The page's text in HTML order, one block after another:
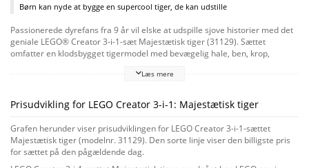
Børn kan nyde at bygge en supercool tiger, de kan udstille
Passionerede dyrefans fra 9 år vil elske at udspille sjove historier med det
geniale LEGO® Creator 3-i-1-sæt Majestætisk tiger (31129). Sættet
omfatter en klodsbygget tigermodel med bevægelig hale, ben, krop,
legetøj sætter gang i medrivende og fantasifuld leg
fantastiske 3-i-1-legesæt. De kan bygge en bevægelig tiger med en rød
fugl, ombygge den til en justerbar rød panda med bambus og et bonsaitræ,
forvandle den til en koi-fisk med bevægelig hale og finner samt åkander,
eller dykke ned i fantasien og skabe et andet dyr. En digital oplevelse for
LEGO byggere
Byggesættet omfatter interaktiv digital byggevejledning, der gør
Læs mere
Prisudvikling for LEGO Creator 3-i-1: Majestætisk tiger
Grafen herunder viser prisudviklingen for LEGO Creator 3-i-1-sættet
Majestætisk tiger (modelnr. 31129). Den sorte linje viser den billigste pris
for sættet på den pågældende dag.